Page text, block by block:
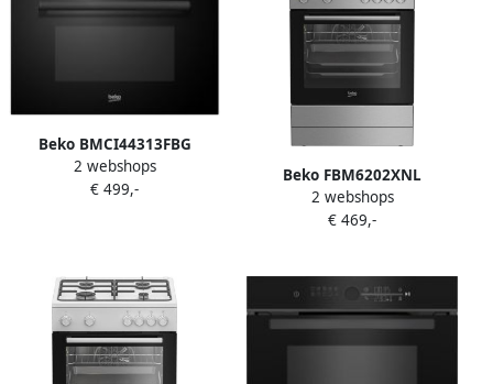
Beko BMCI44313FBG
Inbouwmagnetron
combimagnetron Grill
2 webshops
€ 499,-
Beko FBM6202XNL
AeroPerfect – Vrijstaand
Gasfornuis – 60 cm – 4
Oven – Inox – 66L –
Energieklasse A
2 webshops
€ 469,-